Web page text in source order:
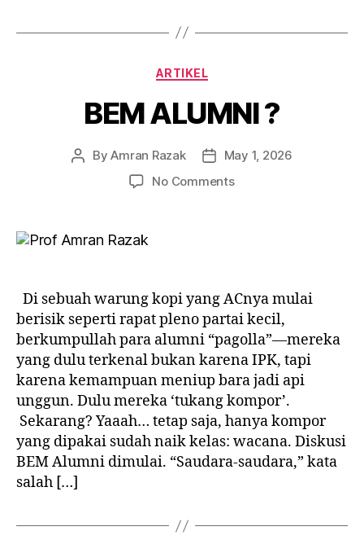
Categories
ARTIKEL
BEM ALUMNI ?
PostByAmran Razak
Post
date
May 1, 2026
No Commentson
Di sebuah warung kopi yang ACnya mulai
berisik seperti rapat pleno partai kecil,
berkumpullah para alumni “pagolla”—mereka
yang dulu terkenal bukan karena IPK, tapi
karena kemampuan meniup bara jadi api
unggun. Dulu mereka ‘tukang kompor’.
Sekarang? Yaaah… tetap saja, hanya kompor
yang dipakai sudah naik kelas: wacana. Diskusi
BEM Alumni dimulai. “Saudara-saudara,” kata
salah […]